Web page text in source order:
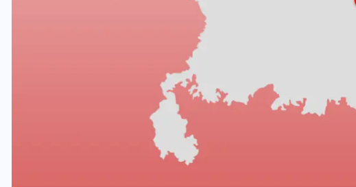
29 दिसम्बर 2025